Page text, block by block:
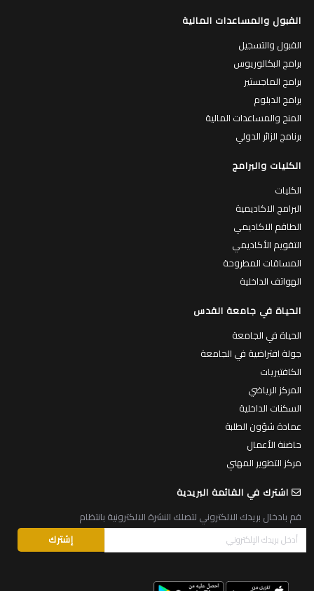
القبول والمساعدات المالية
القبول والتسجيل
برامج البكالوريوس
برامج الماجستير
برامج الدبلوم
المنح والمساعدات المالية
برنامج الزائر الدولي
الكليات والبرامج
الكليات
البرامج الاكاديمية
الطاقم الاكاديمي
التقويم الأكاديمي
المساقات المطروحة
الهواتف الداخلية
الحياة في جامعة القدس
الحياة في الجامعة
جولة افتراضية في الجامعة
الكافتيريات
المركز الرياضي
السكنات الداخلية
عمادة شؤون الطلبة
حاضنة الأعمال
مركز التطوير المهني
اشترك في القائمة البريدية
قم بادخال بريدك الالكتروني لتصلك النشرة الالكترونية بانتظام